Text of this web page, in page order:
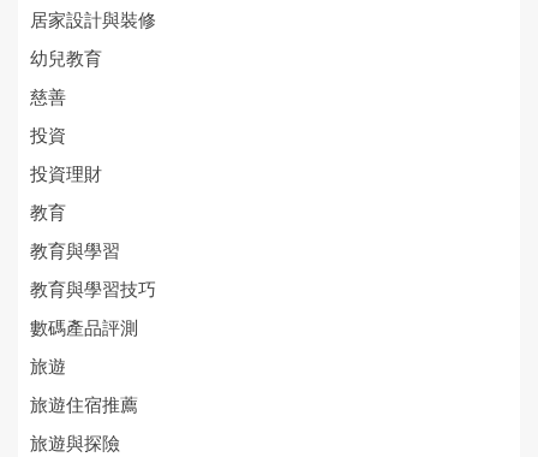
居家設計與裝修
幼兒教育
慈善
投資
投資理財
教育
教育與學習
教育與學習技巧
數碼產品評測
旅遊
旅遊住宿推薦
旅遊與探險